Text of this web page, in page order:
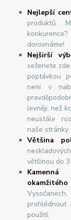
Nejlepší
produktů.
dorovnáme!
Nejširšívýb
seženete
poptávkou
není v
levněji, než
neustále
naše stránky
Většina
většinou do
použití.